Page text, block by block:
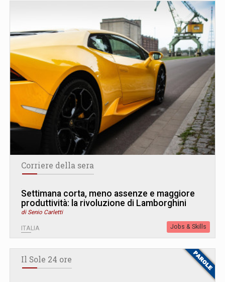
Corriere della sera
Settimana corta, meno assenze e maggiore
produttività: la rivoluzione di Lamborghini
di Senio Carletti
ITALIA Jobs & Skills
Il Sole 24 ore